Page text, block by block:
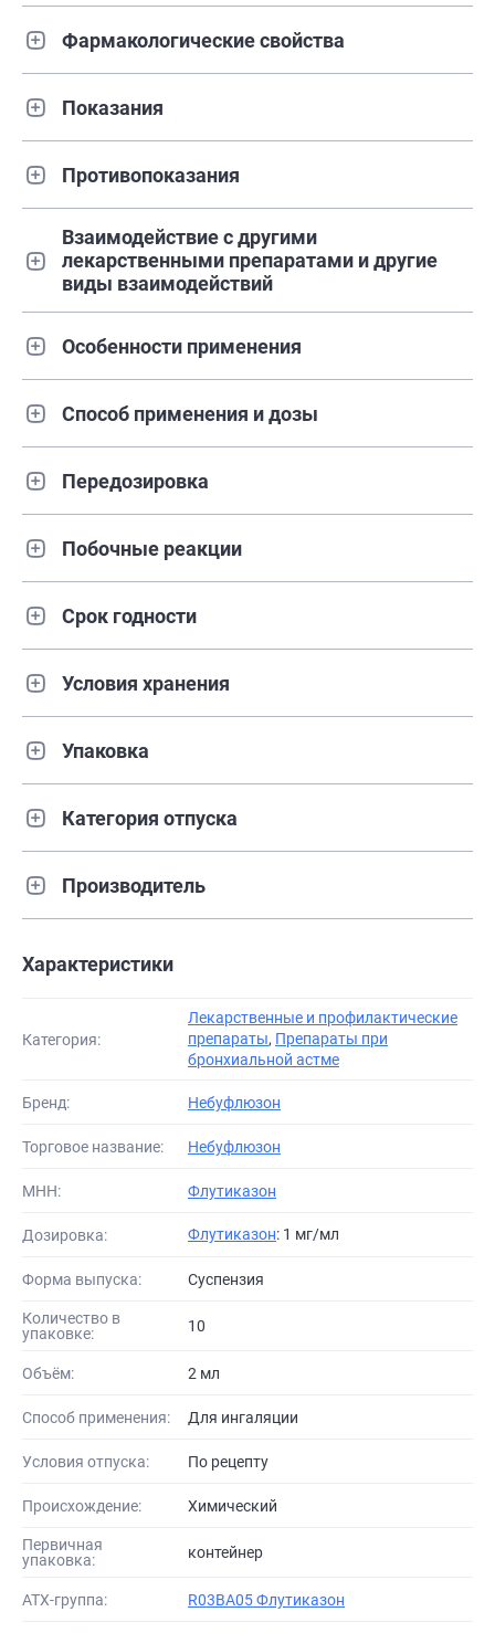
Фармакологические свойства
Показания
Противопоказания
Взаимодействие с другими
лекарственными препаратами и другие
виды взаимодействий
Особенности применения
Способ применения и дозы
Передозировка
Побочные реакции
Срок годности
Условия хранения
Упаковка
Категория отпуска
Производитель
Характеристики
Категория:
Лекарственные и профилактические
препараты, Препараты при
бронхиальной астме
Бренд: Небуфлюзон
Торговое название: Небуфлюзон
МНН: Флутиказон
Дозировка: Флутиказон: 1 мг/мл
Форма выпуска: Суспензия
Количество в
упаковке:
10
Объём: 2 мл
Способ применения: Для ингаляции
Условия отпуска: По рецепту
Происхождение: Химический
Первичная
упаковка:
контейнер
АТХ-группа: R03BA05 Флутиказон